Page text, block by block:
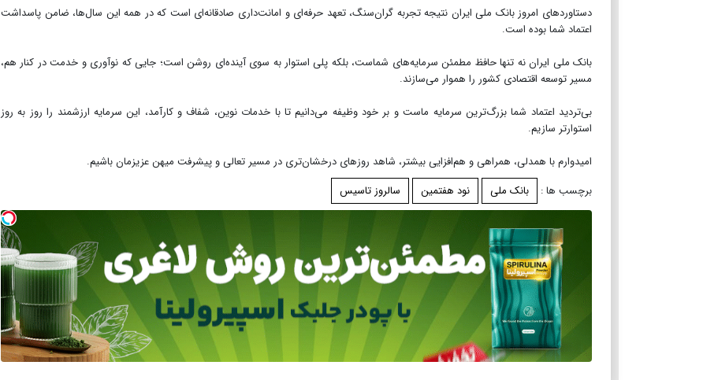
دستاوردهای امروز بانک ملی ایران نتیجه تجربه گران‌سنگ، تعهد حرفه‌ای و امانت‌داری صادقانه‌ای است که در همه این سال‌ها، ضامن پاسداشت
اعتماد شما بوده است.
بانک ملی ایران نه تنها حافظ مطمئن سرمایه‌های شماست، بلکه پلی استوار به سوی آینده‌ای روشن است؛ جایی که نوآوری و خدمت در کنار هم،
مسیر توسعه اقتصادی کشور را هموار می‌سازند.
بی‌تردید اعتماد شما بزرگ‌ترین سرمایه ماست و بر خود وظیفه می‌دانیم تا با خدمات نوین، شفاف و کارآمد، این سرمایه ارزشمند را روز به روز
استوارتر سازیم.
امیدوارم با همدلی، همراهی و هم‌افزایی بیشتر، شاهد روزهای درخشان‌تری در مسیر تعالی و پیشرفت میهن عزیزمان باشیم.
برچسب ها :
بانک ملی نود هفتمین سالروز تاسیس